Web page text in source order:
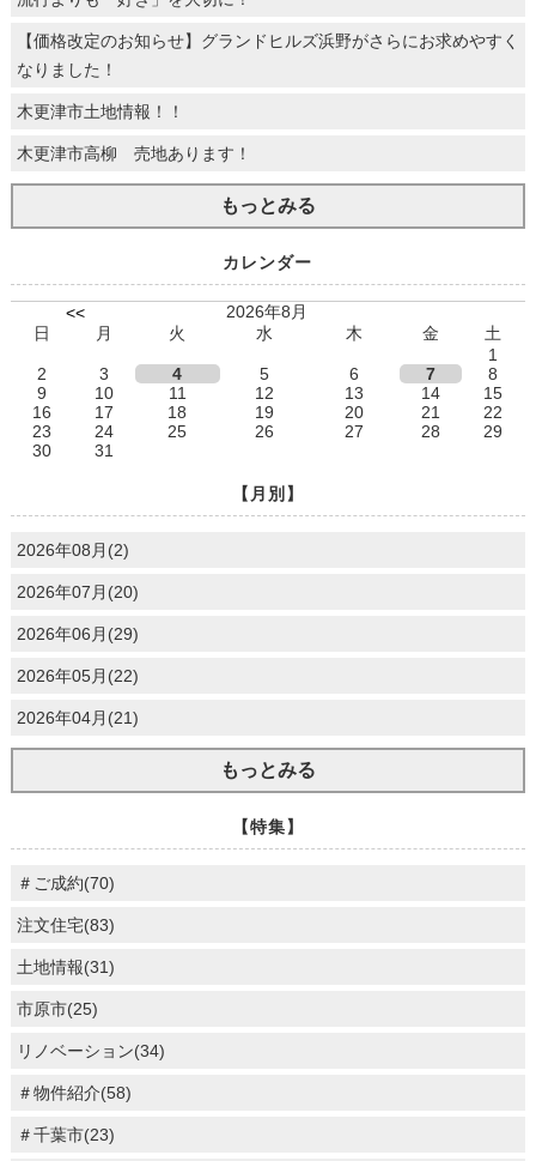
【価格改定のお知らせ】グランドヒルズ浜野がさらにお求めやすく
なりました！
木更津市土地情報！！
木更津市高柳 売地あります！
もっとみる
カレンダー
<<
2026年8月
日
月 火 水 木 金
土
1
2
3 4 5 6 7
8
9
10 11 12 13 14
15
16
17 18 19 20 21
22
23
24 25 26 27 28
29
30
31
【月別】
2026年08月(2)
2026年07月(20)
2026年06月(29)
2026年05月(22)
2026年04月(21)
もっとみる
【特集】
＃ご成約(70)
注文住宅(83)
土地情報(31)
市原市(25)
リノベーション(34)
＃物件紹介(58)
＃千葉市(23)